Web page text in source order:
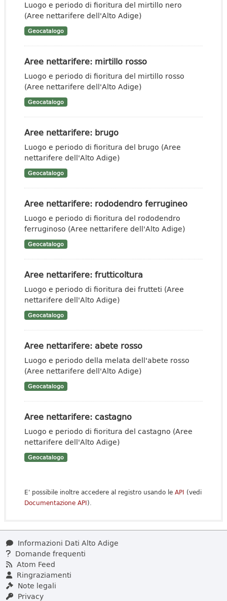
Luogo e periodo di fioritura del mirtillo nero
(Aree nettarifere dell'Alto Adige)
Geocatalogo
Aree nettarifere: mirtillo rosso
Luogo e periodo di fioritura del mirtillo rosso
(Aree nettarifere dell'Alto Adige)
Geocatalogo
Aree nettarifere: brugo
Luogo e periodo di fioritura del brugo (Aree
nettarifere dell'Alto Adige)
Geocatalogo
Aree nettarifere: rododendro ferrugineo
Luogo e periodo di fioritura del rododendro
ferruginoso (Aree nettarifere dell'Alto Adige)
Geocatalogo
Aree nettarifere: frutticoltura
Luogo e periodo di fioritura dei frutteti (Aree
nettarifere dell'Alto Adige)
Geocatalogo
Aree nettarifere: abete rosso
Luogo e periodo della melata dell'abete rosso
(Aree nettarifere dell'Alto Adige)
Geocatalogo
Aree nettarifere: castagno
Luogo e periodo di fioritura del castagno (Aree
nettarifere dell'Alto Adige)
Geocatalogo
E' possibile inoltre accedere al registro usando le API (vedi
Documentazione API).
Informazioni Dati Alto Adige
Domande frequenti
Atom Feed
Ringraziamenti
Note legali
Privacy